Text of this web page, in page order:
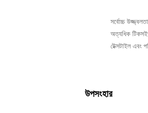
সর্বোচ্চ
অত্যধিক
টেক্সটাইল এবং
উপসংহার